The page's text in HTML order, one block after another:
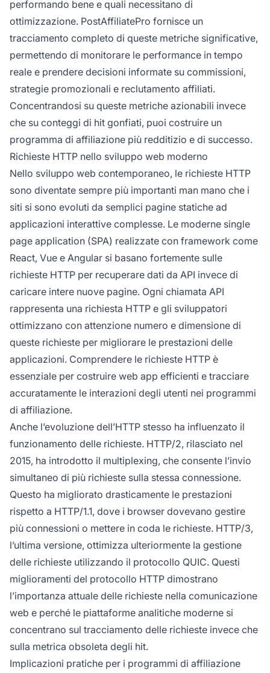
performando bene e quali necessitano di
ottimizzazione. PostAffiliatePro fornisce un
tracciamento completo di queste metriche significative,
permettendo di monitorare le performance in tempo
reale e prendere decisioni informate su commissioni,
strategie promozionali e reclutamento affiliati.
Concentrandosi su queste metriche azionabili invece
che su conteggi di hit gonfiati, puoi costruire un
programma di affiliazione più redditizio e di successo.
Richieste HTTP nello sviluppo web moderno
Nello sviluppo web contemporaneo, le richieste HTTP
sono diventate sempre più importanti man mano che i
siti si sono evoluti da semplici pagine statiche ad
applicazioni interattive complesse. Le moderne single
page application (SPA) realizzate con framework come
React, Vue e Angular si basano fortemente sulle
richieste HTTP per recuperare dati da API invece di
caricare intere nuove pagine. Ogni chiamata API
rappresenta una richiesta HTTP e gli sviluppatori
ottimizzano con attenzione numero e dimensione di
queste richieste per migliorare le prestazioni delle
applicazioni. Comprendere le richieste HTTP è
essenziale per costruire web app efficienti e tracciare
accuratamente le interazioni degli utenti nei programmi
di affiliazione.
Anche l’evoluzione dell’HTTP stesso ha influenzato il
funzionamento delle richieste. HTTP/2, rilasciato nel
2015, ha introdotto il multiplexing, che consente l’invio
simultaneo di più richieste sulla stessa connessione.
Questo ha migliorato drasticamente le prestazioni
rispetto a HTTP/1.1, dove i browser dovevano gestire
più connessioni o mettere in coda le richieste. HTTP/3,
l’ultima versione, ottimizza ulteriormente la gestione
delle richieste utilizzando il protocollo QUIC. Questi
miglioramenti del protocollo HTTP dimostrano
l’importanza attuale delle richieste nella comunicazione
web e perché le piattaforme analitiche moderne si
concentrano sul tracciamento delle richieste invece che
sulla metrica obsoleta degli hit.
Implicazioni pratiche per i programmi di affiliazione